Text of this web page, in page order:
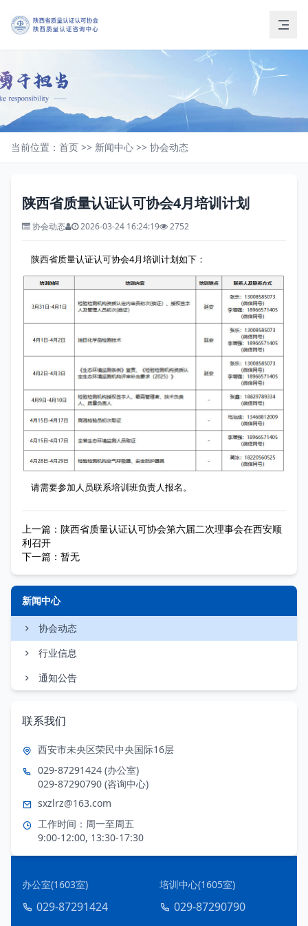
当前位置： 首页 >> 新闻中心 >> 协会动态
新闻中心
协会动态
行业信息
通知公告
联系我们
西安市未央区荣民中央国际16层
029-87291424 (办公室)
029-87290790 (咨询中心)
sxzlrz@163.com
工作时间：周一至周五
9:00-12:00, 13:30-17:30
陕西省质量认证认可协会4月培训计划
协会动态 2026-03-24 16:24:19 2752
陕西省质量认证认可协会4月培训计划如下：
请需要参加人员联系培训班负责人报名。
上一篇： 陕西省质量认证认可协会第六届二次理事会在西安顺
利召开
下一篇： 暂无
办公室(1603室)
029-87291424
培训中心(1605室)
029-87290790